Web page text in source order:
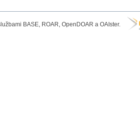
BASE, ROAR, OpenDOAR a OAIster.